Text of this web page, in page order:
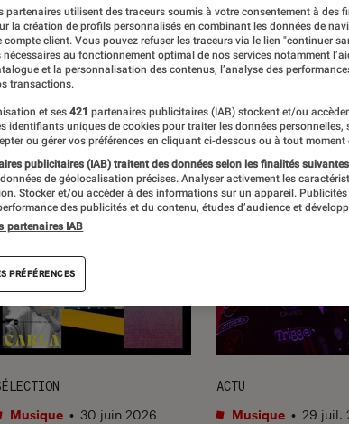
Musique • 30 juin 2026
ACTU
Musique • 29 juil.
partenaires utilisent des traceurs soumis à votre consentement à des
la création de profils personnalisés en combinant les données de
compte client. Vous pouvez refuser les traceurs via le lien "continuer
nécessaires au fonctionnement optimal de nos services notamment
et la personnalisation des contenus, l’analyse des
transactions.
et ses 421 partenaires publicitaires (IAB) stockent et/ou
identifiants uniques de cookies pour traiter les données personnelles,
ou gérer vos préférences en cliquant ci-dessous ou à tout moment
publicitaires (IAB) traitent des données selon les finalités
de géolocalisation précises. Analyser activement les
Stocker et/ou accéder à des informations sur un appareil.
des publicités et du contenu, études d’audience et
partenaires IAB
PRÉFÉRENCES